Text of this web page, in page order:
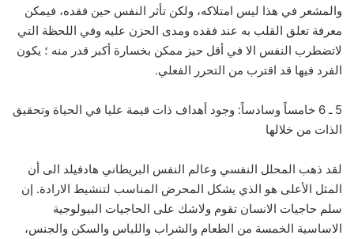
والمشعر في هذا ليس امتلاكه، ولكن تأثر النفس حين فقده، فيمكن
معرفة تعلق القلب به عند فقده ومدى الحزن عليه وفي اللحظة التي
لاتضطرب النفس الا في أقل حيز ممكن بخسارة أكبر قدر منه ؛ يكون
الفرد فيها قد اقترب من التحرر الفعلي.
5 ـ 6 خامساً وسادساً: وجود أهداف ذات قيمة عليا في الحياة وتحقيق
الذات من خلالها
لقد ذهب المحلل النفسي وعالم النفس البريطاني هادفيلد الى أن
المثل الأعلى هو الذي يشكل المحرض المناسب لتنشيط الارادة. إن
سلم حاجيات الانسان تقوم ولاشك على الحاجيات البيولوجية
الاساسية الخمسة من الطعام والشراب واللباس والسكن والجنس،